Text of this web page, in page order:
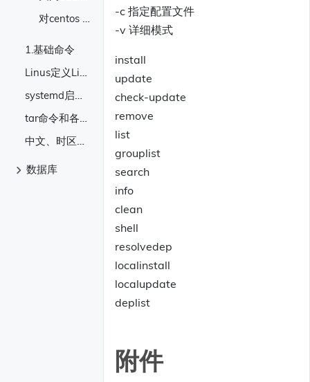
1.基础命令
数据库
-c 指定配置文件
-v 详细模式
install
update
check-update
remove
list
grouplist
search
info
clean
shell
resolvedep
localinstall
localupdate
deplist
附件